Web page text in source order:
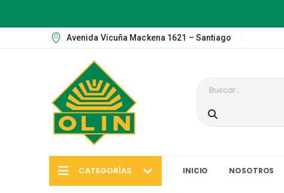
Avenida Vicuña Mackena 1621 – Santiago
CATEGORÍAS INICIO NOSOTROS